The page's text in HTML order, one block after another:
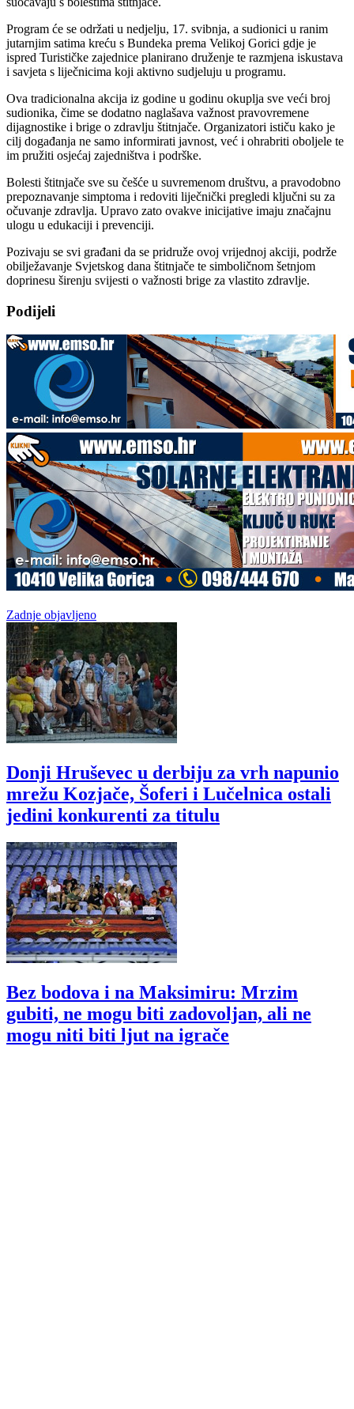
Program će se održati u nedjelju, 17. svibnja, a sudionici u ranim
jutarnjim satima kreću s Bundeka prema Velikoj Gorici gdje je
ispred Turističke zajednice planirano druženje te razmjena iskustava
i savjeta s liječnicima koji aktivno sudjeluju u programu.
Ova tradicionalna akcija iz godine u godinu okuplja sve veći broj
sudionika, čime se dodatno naglašava važnost pravovremene
dijagnostike i brige o zdravlju štitnjače. Organizatori ističu kako je
cilj događanja ne samo informirati javnost, već i ohrabriti oboljele te
im pružiti osjećaj zajedništva i podrške.
Bolesti štitnjače sve su češće u suvremenom društvu, a pravodobno
prepoznavanje simptoma i redoviti liječnički pregledi ključni su za
očuvanje zdravlja. Upravo zato ovakve inicijative imaju značajnu
ulogu u edukaciji i prevenciji.
Pozivaju se svi građani da se pridruže ovoj vrijednoj akciji, podrže
obilježavanje Svjetskog dana štitnjače te simboličnom šetnjom
doprinesu širenju svijesti o važnosti brige za vlastito zdravlje.
Podijeli
Zadnje objavljeno
Donji Hruševec u derbiju za vrh napunio
mrežu Kozjače, Šoferi i Lučelnica ostali
jedini konkurenti za titulu
Bez bodova i na Maksimiru: Mrzim
gubiti, ne mogu biti zadovoljan, ali ne
mogu niti biti ljut na igrače